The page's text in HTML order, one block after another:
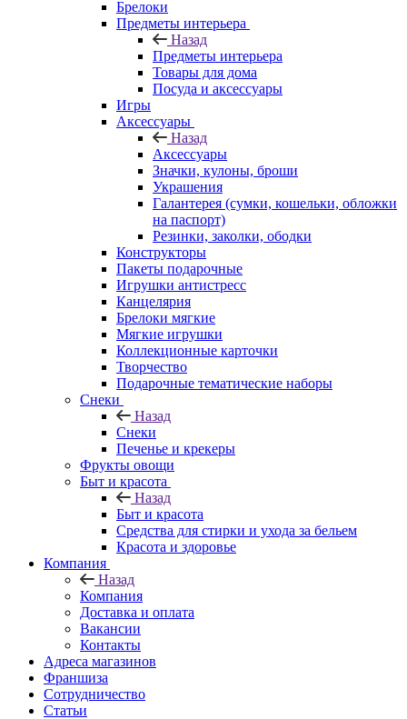
Брелоки
Предметы интерьера
Назад
Предметы интерьера
Товары для дома
Посуда и аксессуары
Игры
Аксессуары
Назад
Аксессуары
Значки, кулоны, броши
Украшения
Галантерея (сумки, кошельки, обложки
на паспорт)
Резинки, заколки, ободки
Конструкторы
Пакеты подарочные
Игрушки антистресс
Канцелярия
Брелоки мягкие
Мягкие игрушки
Коллекционные карточки
Творчество
Подарочные тематические наборы
Снеки
Назад
Снеки
Печенье и крекеры
Фрукты овощи
Быт и красота
Назад
Быт и красота
Средства для стирки и ухода за бельем
Красота и здоровье
Компания
Назад
Компания
Доставка и оплата
Вакансии
Контакты
Адреса магазинов
Франшиза
Сотрудничество
Статьи